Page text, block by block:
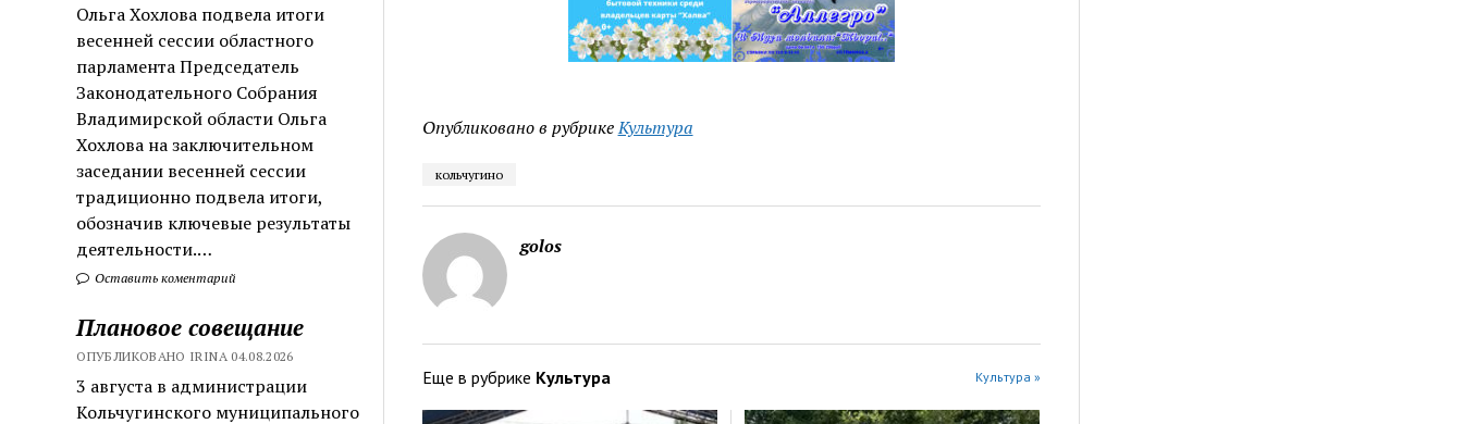
Ольга Хохлова подвела итоги
весенней сессии областного
парламента Председатель
Законодательного Собрания
Владимирской области Ольга
Хохлова на заключительном
заседании весенней сессии
традиционно подвела итоги,
обозначив ключевые результаты
деятельности.…
Оставить коментарий
Плановое совещание
ОПУБЛИКОВАНО IRINA 04.08.2026
3 августа в администрации
Кольчугинского муниципального
Опубликовано в рубрикеКультура
кольчугино
golos
Еще в рубрике Культура Культура »